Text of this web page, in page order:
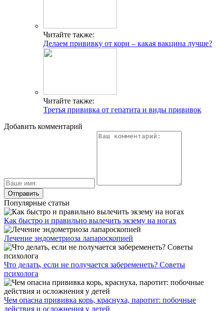
Читайте также:
Делаем прививку от кори – какая вакцина лучше?
Читайте также:
Третья прививка от гепатита и виды прививок
Добавить комментарий
Популярные статьи
Как быстро и правильно вылечить экзему на ногах
Лечение эндометриоза лапароскопией
Что делать, если не получается забеременеть? Советы
психолога
Чем опасна прививка корь, краснуха, паротит: побочные
действия и осложнения у детей